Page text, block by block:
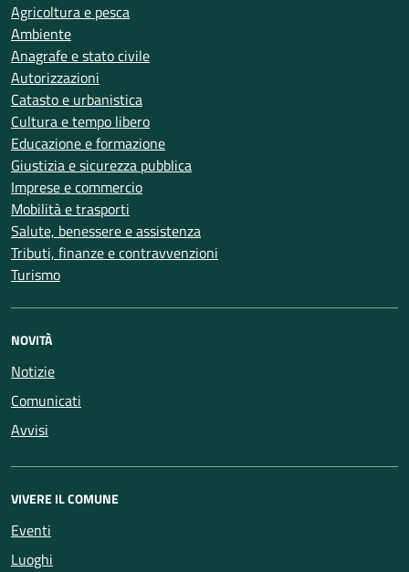
Agricoltura e pesca
Ambiente
Anagrafe e stato civile
Autorizzazioni
Catasto e urbanistica
Cultura e tempo libero
Educazione e formazione
Giustizia e sicurezza pubblica
Imprese e commercio
Mobilità e trasporti
Salute, benessere e assistenza
Tributi, finanze e contravvenzioni
Turismo
NOVITÀ
Notizie
Comunicati
Avvisi
VIVERE IL COMUNE
Eventi
Luoghi